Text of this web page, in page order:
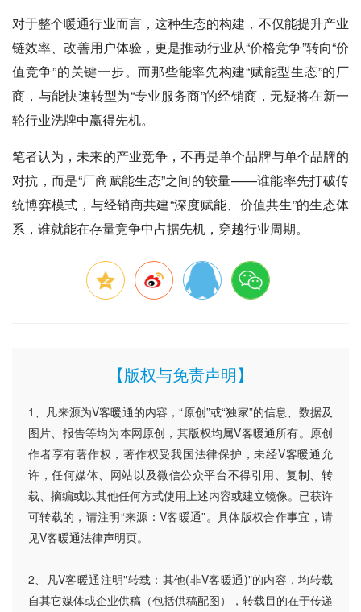
对于整个暖通行业而言，这种生态的构建，不仅能提升产业
链效率、改善用户体验，更是推动行业从“价格竞争”转向“价
值竞争”的关键一步。而那些能率先构建“赋能型生态”的厂
商，与能快速转型为“专业服务商”的经销商，无疑将在新一
轮行业洗牌中赢得先机。
笔者认为，未来的产业竞争，不再是单个品牌与单个品牌的
对抗，而是“厂商赋能生态”之间的较量——谁能率先打破传
统博弈模式，与经销商共建“深度赋能、价值共生”的生态体
系，谁就能在存量竞争中占据先机，穿越行业周期。
【版权与免责声明】
1、凡来源为V客暖通的内容，“原创”或“独家”的信息、数据及
图片、报告等均为本网原创，其版权均属V客暖通所有。原创
作者享有著作权，著作权受我国法律保护，未经V客暖通允
许，任何媒体、网站以及微信公众平台不得引用、复制、转
载、摘编或以其他任何方式使用上述内容或建立镜像。已获许
可转载的，请注明“来源：V客暖通”。具体版权合作事宜，请
见V客暖通法律声明页。
2、凡V客暖通注明"转载：其他(非V客暖通)"的内容，均转载
自其它媒体或企业供稿（包括供稿配图），转载目的在于传递